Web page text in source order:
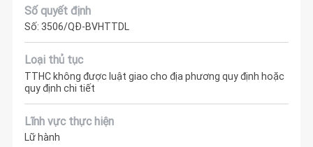
Số quyết định
Số: 3506/QĐ-BVHTTDL
Loại thủ tục
TTHC không được luật giao cho địa phương quy định hoặc
quy định chi tiết
Lĩnh vực thực hiện
Lữ hành